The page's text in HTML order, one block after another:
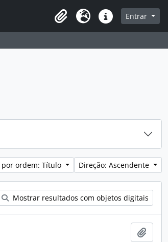
Idioma Ligações rápidas
Entrar
ordem: Título Direção: Ascendente
Mostrar resultados com objetos digitais